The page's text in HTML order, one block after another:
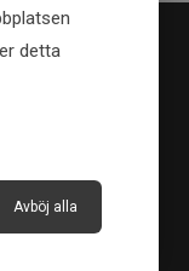
detta
Avböj alla